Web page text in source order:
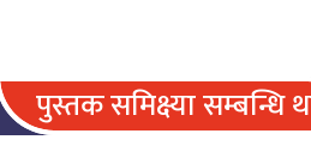
पुस्तक समिक्ष्या सम्बन्धि